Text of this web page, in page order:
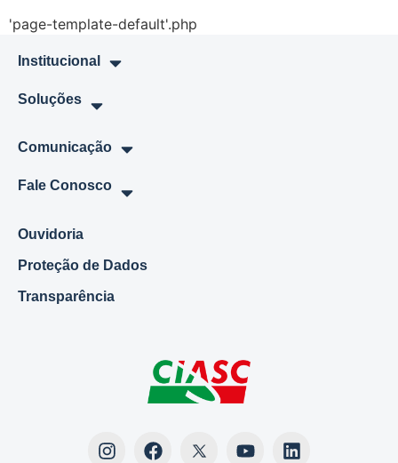
'page-template-default'.php
Institucional
Soluções
Comunicação
Fale Conosco
Ouvidoria
Proteção de Dados
Transparência